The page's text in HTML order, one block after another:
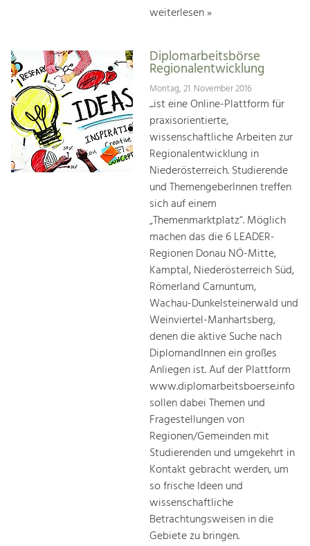
weiterlesen »
Diplomarbeitsbörse
Regionalentwicklung
Montag, 21. November 2016
...ist eine Online-Plattform für
praxisorientierte,
wissenschaftliche Arbeiten zur
Regionalentwicklung in
Niederösterreich. Studierende
und ThemengeberInnen treffen
sich auf einem
„Themenmarktplatz“. Möglich
machen das die 6 LEADER-
Regionen Donau NÖ-Mitte,
Kamptal, Niederösterreich Süd,
Römerland Carnuntum,
Wachau-Dunkelsteinerwald und
Weinviertel-Manhartsberg,
denen die aktive Suche nach
DiplomandInnen ein großes
Anliegen ist. Auf der Plattform
www.diplomarbeitsboerse.info
sollen dabei Themen und
Fragestellungen von
Regionen/Gemeinden mit
Studierenden und umgekehrt in
Kontakt gebracht werden, um
so frische Ideen und
wissenschaftliche
Betrachtungsweisen in die
Gebiete zu bringen.